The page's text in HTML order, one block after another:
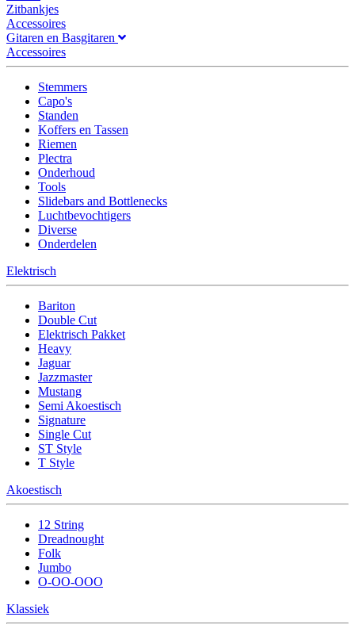
Zitbankjes
Accessoires
Gitaren en Basgitaren
Accessoires
Stemmers
Capo's
Standen
Koffers en Tassen
Riemen
Plectra
Onderhoud
Tools
Slidebars and Bottlenecks
Luchtbevochtigers
Diverse
Onderdelen
Elektrisch
Bariton
Double Cut
Elektrisch Pakket
Heavy
Jaguar
Jazzmaster
Mustang
Semi Akoestisch
Signature
Single Cut
ST Style
T Style
Akoestisch
12 String
Dreadnought
Folk
Jumbo
O-OO-OOO
Klassiek